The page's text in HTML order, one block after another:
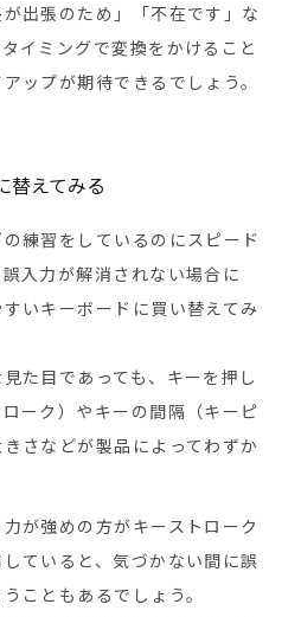
が出張のため」「不在です」な
イミングで変換をかけること
ップが期待できるでしょう。
替えてみる
練習をしているのにスピード
入力が解消されない場合に
いキーボードに買い替えてみ
た目であっても、キーを押し
ーク）やキーの間隔（キーピ
さなどが製品によってわずか
が強めの方がキーストローク
ていると、気づかない間に誤
こともあるでしょう。